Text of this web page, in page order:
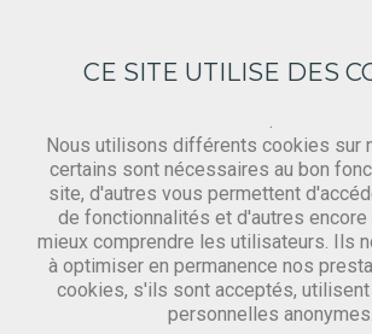
Gewebe
HOME › SHOP › MATERIAL › GEWEBE ›
OFFENES GEWEBE: ROST, 75CM BAHN
CE SITE UTILISE DES
.
Nous utilisons différents cookies sur
certains sont nécessaires au bon
site, d'autres vous permettent
de fonctionnalités et d'autres encore
mieux comprendre les utilisateurs. Ils
à optimiser en permanence nos
cookies, s'ils sont acceptés,
personnelles anonymes.